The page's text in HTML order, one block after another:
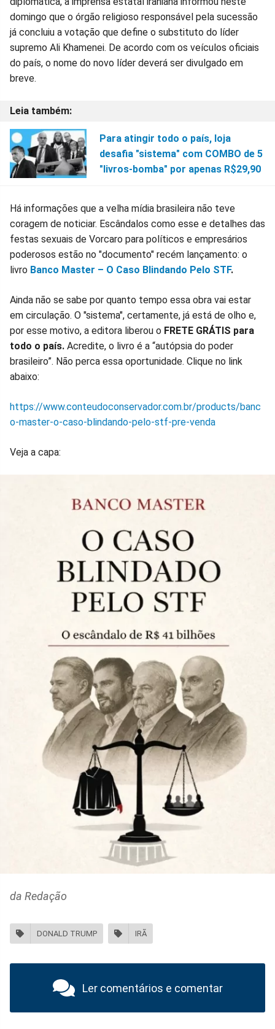
domingo que o órgão religioso responsável pela sucessão
já concluiu a votação que define o substituto do líder
supremo Ali Khamenei. De acordo com os veículos oficiais
do país, o nome do novo líder deverá ser divulgado em
breve.
Para atingir todo o país, loja
desafia "sistema" com COMBO de 5
"livros-bomba" por apenas R$29,90
Há informações que a velha mídia brasileira não teve
coragem de noticiar. Escândalos como esse e detalhes das
festas sexuais de Vorcaro para políticos e empresários
poderosos estão no "documento" recém lançamento: o
livro Banco Master – O Caso Blindando Pelo STF.
Ainda não se sabe por quanto tempo essa obra vai estar
em circulação. O "sistema", certamente, já está de olho e,
por esse motivo, a editora liberou o FRETE GRÁTIS para
todo o país. Acredite, o livro é a “autópsia do poder
brasileiro”. Não perca essa oportunidade. Clique no link
abaixo:
https://www.conteudoconservador.com.br/products/banc
o-master-o-caso-blindando-pelo-stf-pre-venda
Veja a capa:
da Redação
DONALD TRUMP IRÃ
Ler comentários e comentar